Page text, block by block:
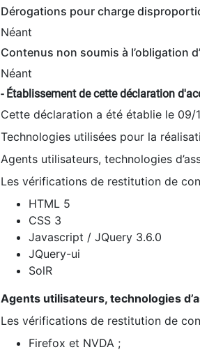
Dérogations pour charge
Néant
Contenus non soumis à l’obligation
Néant
- Établissement de cette déclaration
Cette déclaration a été établie le
Technologies utilisées pour la
Agents utilisateurs, technologies
Les vérifications de restitution de
HTML 5
CSS 3
Javascript / JQuery 3.6.0
JQuery-ui
SolR
Agents utilisateurs, technologies
Les vérifications de restitution de
Firefox et NVDA ;